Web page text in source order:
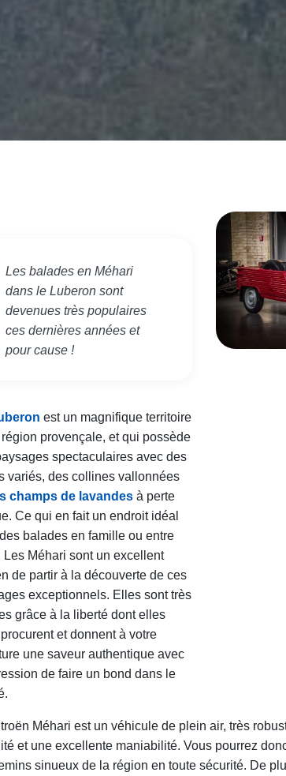
Les balades en Méhari
dans le Luberon sont
devenues très populaires
ces dernières années et
pour cause !
est un magnifique territoire
provençale, et qui possède
spectaculaires avec des
variés, des collines vallonnées
champs de lavandesà perte
Ce qui en fait un endroit idéal
balades en famille ou entre
Les Méhari sont un excellent
de partir à la découverte de ces
exceptionnels. Elles sont très
grâce à la liberté dont elles
et donnent à votre
une saveur authentique avec
de faire un bond dans le
Méhari est un véhicule de plein air, très
et une excellente maniabilité. Vous pourrez
sinueux de la région en toute sécurité. De